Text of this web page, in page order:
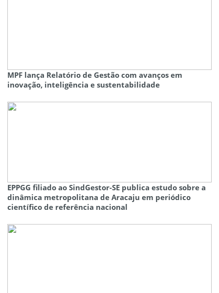
MPF lança Relatório de Gestão com avanços em
inovação, inteligência e sustentabilidade
EPPGG filiado ao SindGestor-SE publica estudo sobre a
dinâmica metropolitana de Aracaju em periódico
científico de referência nacional